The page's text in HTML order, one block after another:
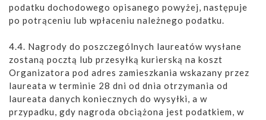
podatku dochodowego opisanego powyżej, następuje
po potrąceniu lub wpłaceniu należnego podatku.
4.4. Nagrody do poszczególnych laureatów wysłane
zostaną pocztą lub przesyłką kurierską na koszt
Organizatora pod adres zamieszkania wskazany przez
laureata w terminie 28 dni od dnia otrzymania od
laureata danych koniecznych do wysyłki, a w
przypadku, gdy nagroda obciążona jest podatkiem, w